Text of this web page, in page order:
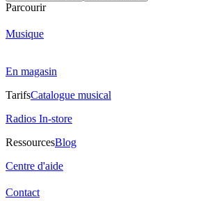
Parcourir
Musique
En magasin
TarifsCatalogue musical
Radios In-store
RessourcesBlog
Centre d'aide
Contact